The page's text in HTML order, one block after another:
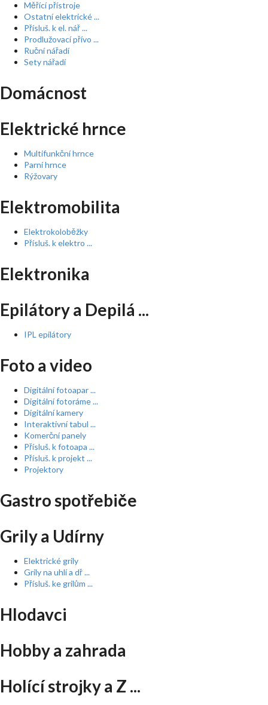
Měřící přístroje
Ostatní elektrické ...
Přísluš. k el. nář ...
Prodlužovací přívo ...
Ruční nářadí
Sety nářadí
Domácnost
Elektrické hrnce
Multifunkční hrnce
Parní hrnce
Rýžovary
Elektromobilita
Elektrokoloběžky
Přísluš. k elektro ...
Elektronika
Epilátory a Depilá ...
IPL epilátory
Foto a video
Digitální fotoapar ...
Digitální fotoráme ...
Digitální kamery
Interaktivní tabul ...
Komerční panely
Přísluš. k fotoapa ...
Přísluš. k projekt ...
Projektory
Gastro spotřebiče
Grily a Udírny
Elektrické grily
Grily na uhlí a dř ...
Přísluš. ke grilům ...
Hlodavci
Hobby a zahrada
Holící strojky a Z ...